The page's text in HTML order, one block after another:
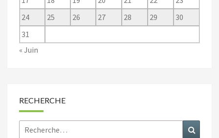
24
25 26 27 28 29
30
31
« Juin
RECHERCHE
Rechercher :